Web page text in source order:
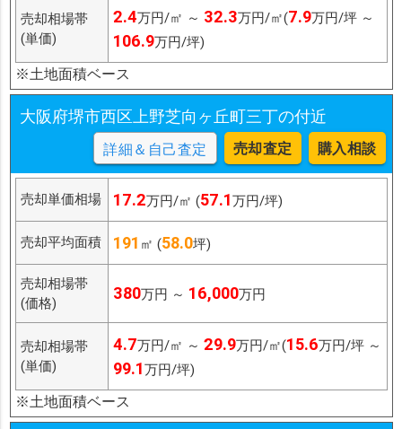
売却相場帯
(単価)
2.4万円/㎡ ～ 32.3万円/㎡(7.9万円/坪 ～
106.9万円/坪)
※土地面積ベース
大阪府堺市西区上野芝向ヶ丘町三丁の付近
詳細＆自己査定 売却査定 購入相談
売却単価相場 17.2万円/㎡ (57.1万円/坪)
売却平均面積 191 ㎡ (58.0坪)
売却相場帯
(価格)
380万円 ～ 16,000万円
売却相場帯
(単価)
4.7万円/㎡ ～ 29.9万円/㎡(15.6万円/坪 ～
99.1万円/坪)
※土地面積ベース